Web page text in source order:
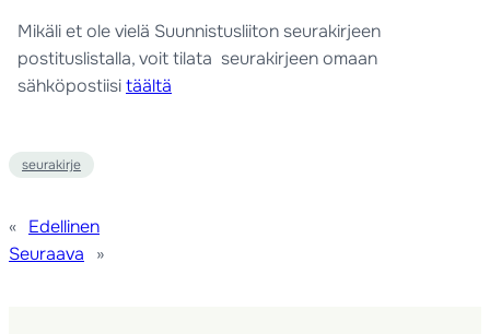
Mikäli et ole vielä Suunnistusliiton seurakirjeen
postituslistalla, voit tilata seurakirjeen omaan
sähköpostiisitäältä
seurakirje
« Edellinen
Seuraava
»